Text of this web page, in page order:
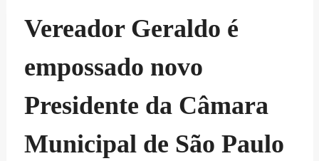
Vereador Geraldo é
empossado novo
Presidente da Câmara
Municipal de São Paulo